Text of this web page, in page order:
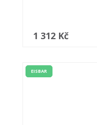
1 312 Kč
EISBAR